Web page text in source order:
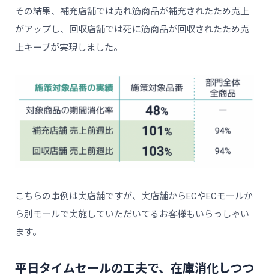
その結果、補充店舗では売れ筋商品が補充されたため売上
がアップし、回収店舗では死に筋商品が回収されたため売
上キープが実現しました。
こちらの事例は実店舗ですが、実店舗からECやECモールか
ら別モールで実施していただいてるお客様もいらっしゃい
ます。
平日タイムセールの工夫で、在庫消化しつつ